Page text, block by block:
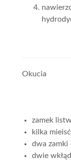
Okucia
zamek
kilka
dwa zamki
dwie